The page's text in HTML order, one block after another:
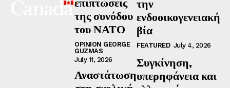
της συνόδου
του ΝΑΤΟ
OPINION GEORGE
GUZMAS
July 11, 2026
Αναστάτωση
την
ενδοοικογενειακή
βία
FEATURED July 4, 2026
Συγκίνηση,
υπερηφάνεια και